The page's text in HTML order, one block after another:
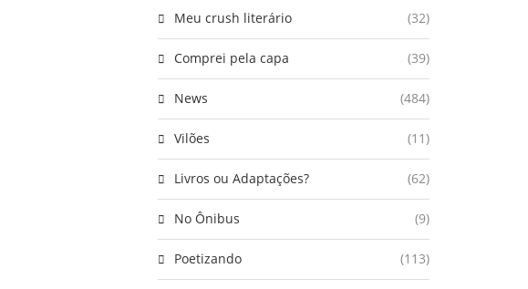
Meu crush literário (32)
Comprei pela capa (39)
News (484)
Vilões (11)
Livros ou Adaptações? (62)
No Ônibus (9)
Poetizando (113)